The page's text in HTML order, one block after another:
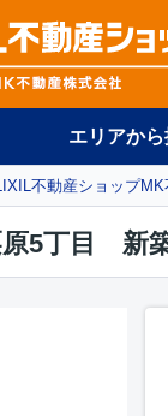
エリアか
不動産ショップMK
5丁目 新